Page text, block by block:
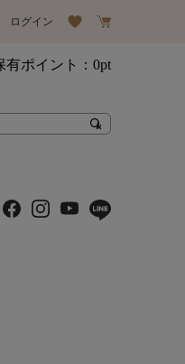
ログイン
有ポイント： 0pt